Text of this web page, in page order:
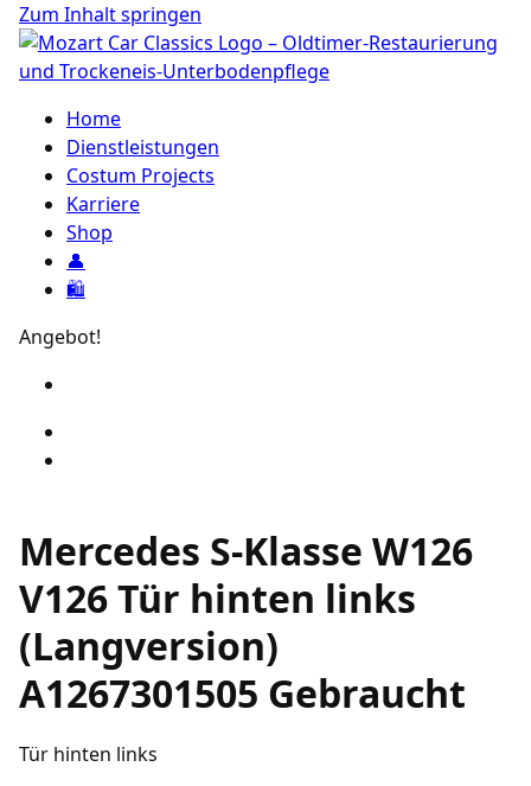
Zum Inhalt springen
Home
Dienstleistungen
Costum Projects
Karriere
Shop
👤
🛍️
Angebot!
Mercedes S-Klasse W126
V126 Tür hinten links
(Langversion)
A1267301505 Gebraucht
Tür hinten links